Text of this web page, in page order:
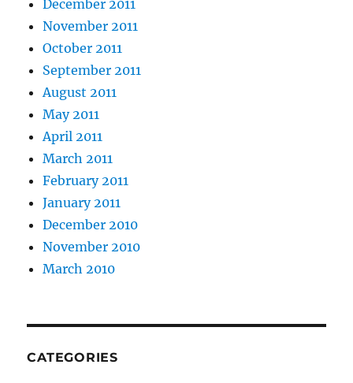
December 2011
November 2011
October 2011
September 2011
August 2011
May 2011
April 2011
March 2011
February 2011
January 2011
December 2010
November 2010
March 2010
CATEGORIES